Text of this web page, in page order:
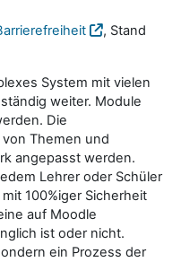
, Stand
System mit vielen
weiter. Module
Die
Themen und
angepasst werden.
Lehrer oder Schüler
100%iger Sicherheit
auf Moodle
ist oder nicht.
ein Prozess der